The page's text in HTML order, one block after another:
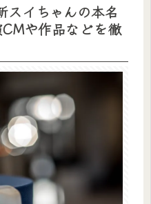
スイちゃんの本名
や作品などを徹